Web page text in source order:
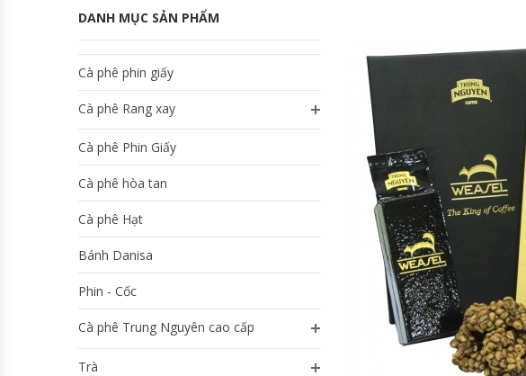
DANH MỤC SẢN PHẨM
Cà phê phin giấy
Cà phê Rang xay
Cà phê Phin Giấy
Cà phê hòa tan
Cà phê Hạt
Bánh Danisa
Phin - Cốc
Cà phê Trung Nguyên cao cấp
Trà